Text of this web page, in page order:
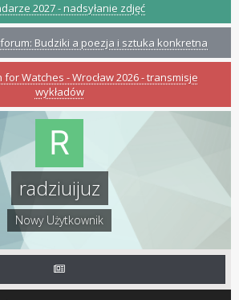
2027 - nadsyłanie zdjęć
Budziki a poezja i sztuka konkretna
Watches - Wrocław 2026 - transmisje
wykładów
radziuijuz
Nowy Użytkownik